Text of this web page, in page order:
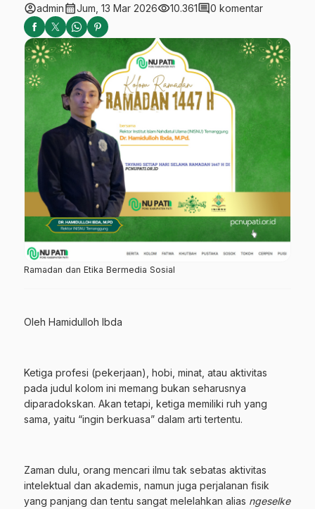
account_circleadmincalendar_monthJum, 13 Mar 2026visibility10.361comment0 komentar
Ramadan dan Etika Bermedia Sosial
Oleh Hamidulloh Ibda
Ketiga profesi (pekerjaan), hobi, minat, atau aktivitas
pada judul kolom ini memang bukan seharusnya
diparadokskan. Akan tetapi, ketiga memiliki ruh yang
sama, yaitu “ingin berkuasa” dalam arti tertentu.
Zaman dulu, orang mencari ilmu tak sebatas aktivitas
intelektual dan akademis, namun juga perjalanan fisik
yang panjang dan tentu sangat melelahkan alias ngeselke